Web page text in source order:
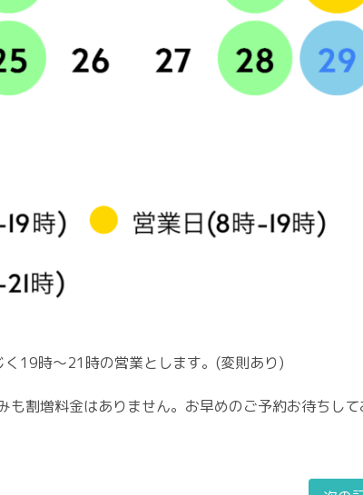
19時〜21時の営業とします。(変則あり)
も割増料金はありません。お早めのご予約お待ちして